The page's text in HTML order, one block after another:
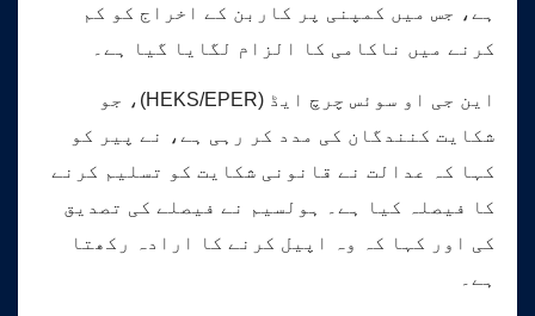
ہے، جس میں کمپنی پر کاربن کے اخراج کو کم
کرنے میں ناکامی کا الزام لگایا گیا ہے۔
این جی او سوئس چرچ ایڈ (HEKS/EPER)، جو
شکایت کنندگان کی مدد کر رہی ہے، نے پیر کو
کہا کہ عدالت نے قانونی شکایت کو تسلیم کرنے
کا فیصلہ کیا ہے۔ ہولسیم نے فیصلے کی تصدیق
کی اور کہا کہ وہ اپیل کرنے کا ارادہ رکھتا
ہے۔